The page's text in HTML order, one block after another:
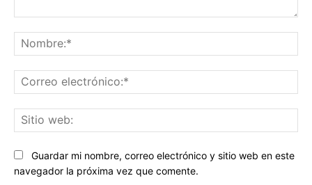
Guardar mi nombre, correo electrónico y sitio web en este
navegador la próxima vez que comente.